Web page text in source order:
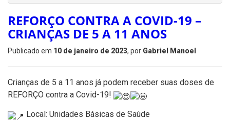
REFORÇO CONTRA A COVID-19 –
CRIANÇAS DE 5 A 11 ANOS
Publicado em 10 de janeiro de 2023, por Gabriel Manoel
Crianças de 5 a 11 anos já podem receber suas doses de
REFORÇO contra a Covid-19!
Local: Unidades Básicas de Saúde